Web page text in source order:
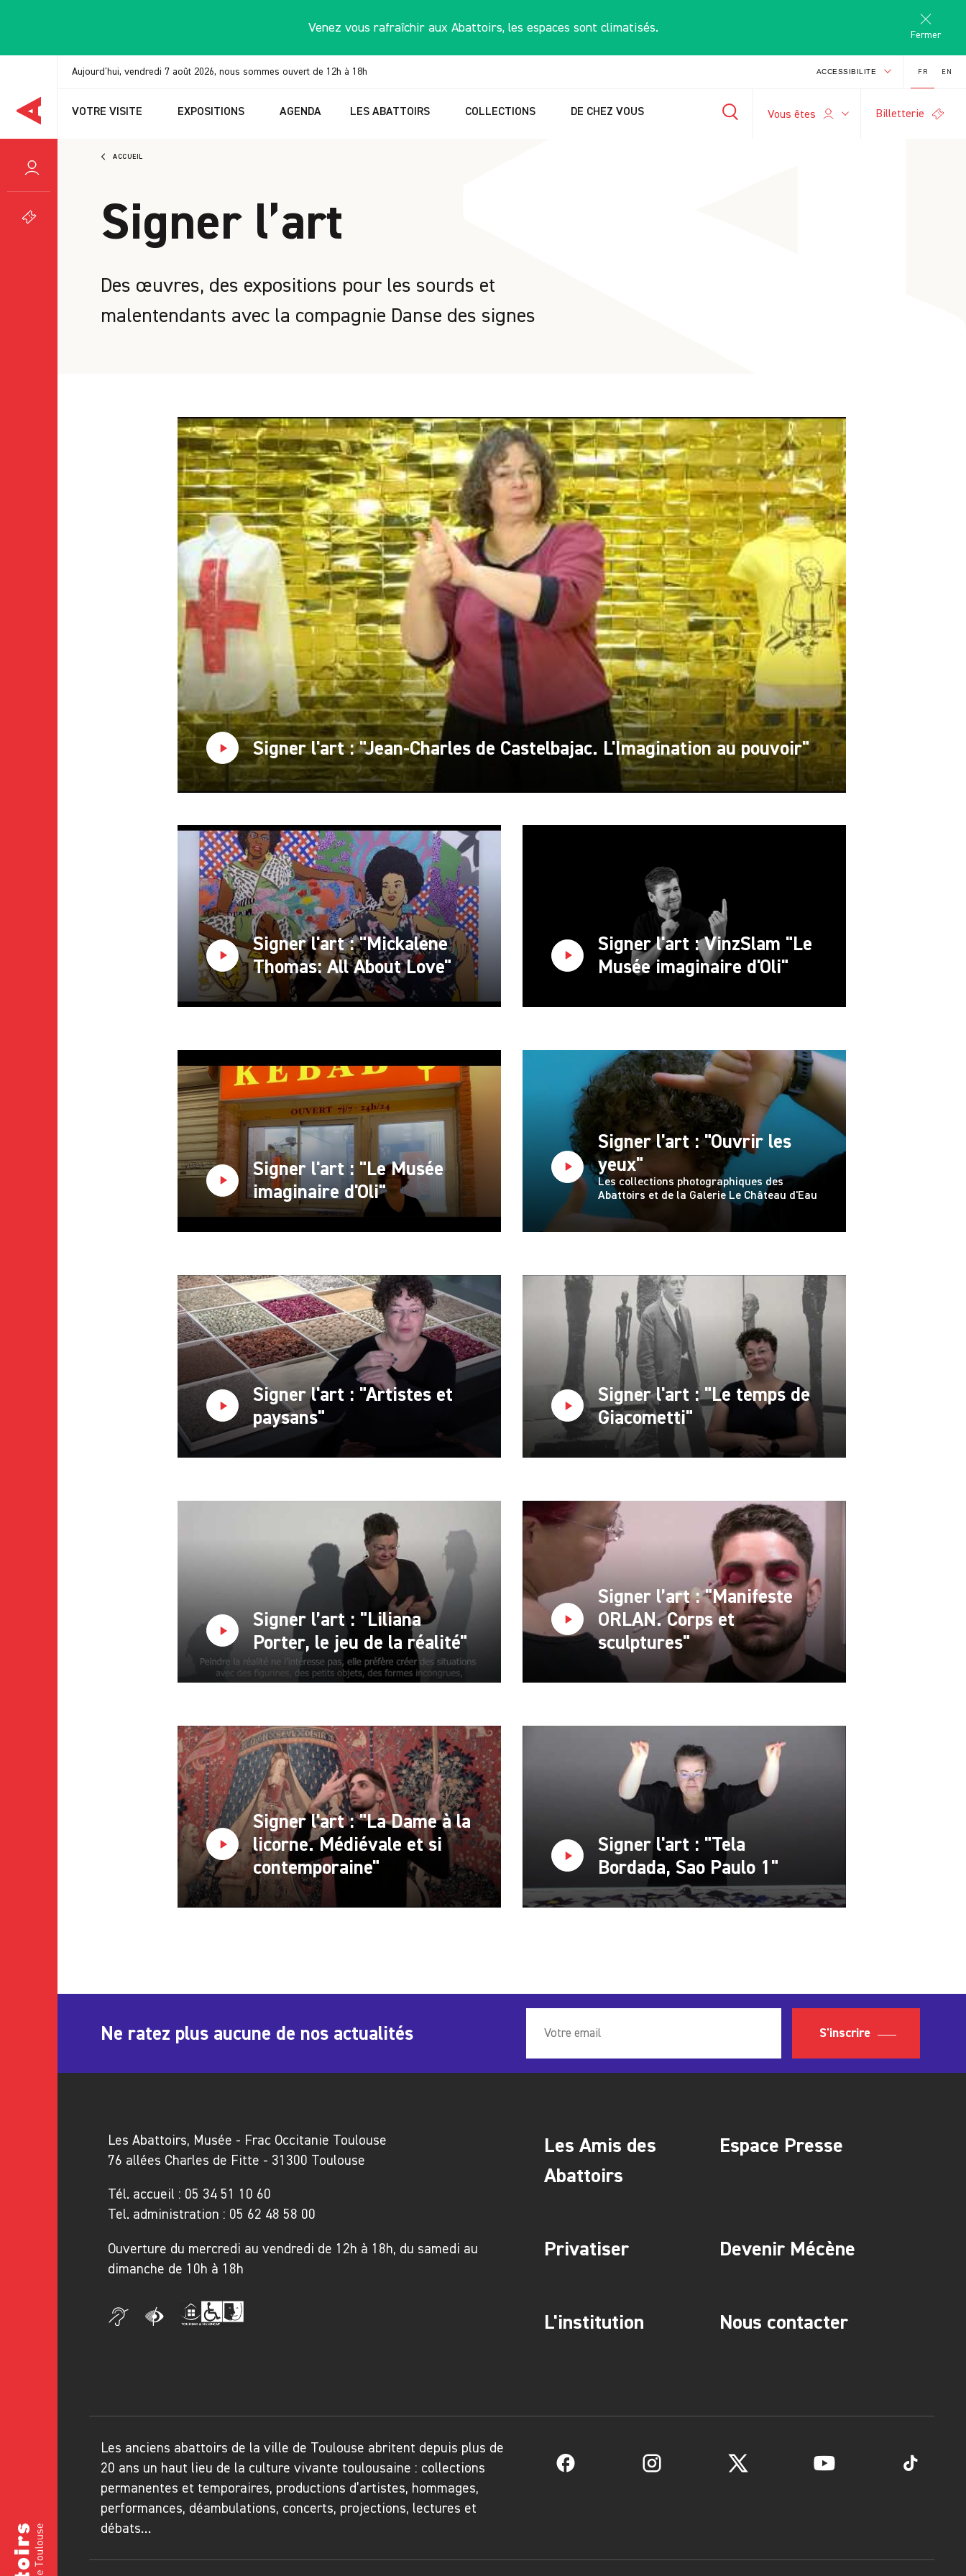
Venez vous rafraîchir aux Abattoirs, les espaces sont climatisés. Fermer
Aujourd'hui, vendredi 7 août 2026, nous sommes ouvert de 12h à 18h ACCESSIBILITE
- +
FR EN
VOTRE VISITE EXPOSITIONS AGENDA LES ABATTOIRS COLLECTIONS DE CHEZ VOUS Vous êtes Billetterie
les Abattoirs Musée - Frac Occitanie Toulouse
ACCUEIL
Signer l’art
Des œuvres, des expositions pour les sourds et
malentendants avec la compagnie Danse des signes
Signer l'art : "Jean-Charles de Castelbajac. L'Imagination au pouvoir"
Signer l'art : "Mickalene
Thomas: All About Love"
Signer l'art : VinzSlam "Le
Musée imaginaire d'Oli"
Signer l'art : "Le Musée
imaginaire d'Oli"
Signer l'art : "Ouvrir les
yeux"
Les collections photographiques des
Abattoirs et de la Galerie Le Château d'Eau
Signer l'art : "Artistes et
paysans"
Signer l'art : "Le temps de
Giacometti"
Signer l’art : "Liliana
Porter, le jeu de la réalité"
Signer l’art : "Manifeste
ORLAN. Corps et
sculptures"
Signer l'art : "La Dame à la
licorne. Médiévale et si
contemporaine"
Signer l'art : "Tela
Bordada, Sao Paulo 1"
Ne ratez plus aucune de nos actualités S'inscrire
Les Abattoirs, Musée - Frac Occitanie Toulouse
76 allées Charles de Fitte - 31300 Toulouse
Tél. accueil : 05 34 51 10 60
Tel. administration : 05 62 48 58 00
Ouverture du mercredi au vendredi de 12h à 18h, du samedi au
dimanche de 10h à 18h
Les Amis des
Abattoirs
Espace Presse
Privatiser Devenir Mécène
L'institution Nous contacter
Les anciens abattoirs de la ville de Toulouse abritent depuis plus de
20 ans un haut lieu de la culture vivante toulousaine : collections
permanentes et temporaires, productions d’artistes, hommages,
performances, déambulations, concerts, projections, lectures et
débats…
Facebook Instagram Twitter YouTube TikTok